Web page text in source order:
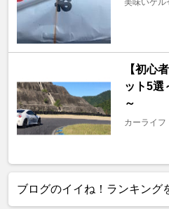
美味いケル
【初心
ット5選
～
カーライフ
ブログのイイね！ランキング